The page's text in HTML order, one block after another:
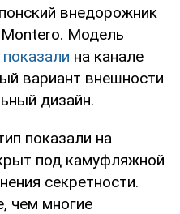
внедорожник
Montero. Модель
показали на канале
вариант внешности
дизайн.
показали на
под камуфляжной
секретности.
чем многие